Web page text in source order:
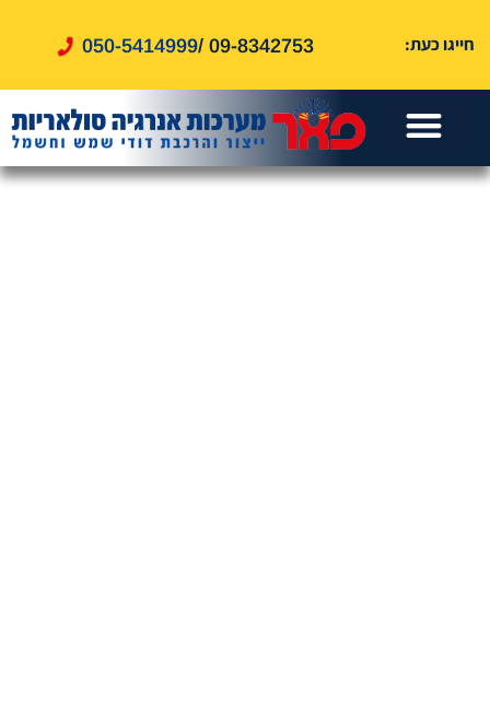
חייגו כעת: 09-8342753 /
050-5414999